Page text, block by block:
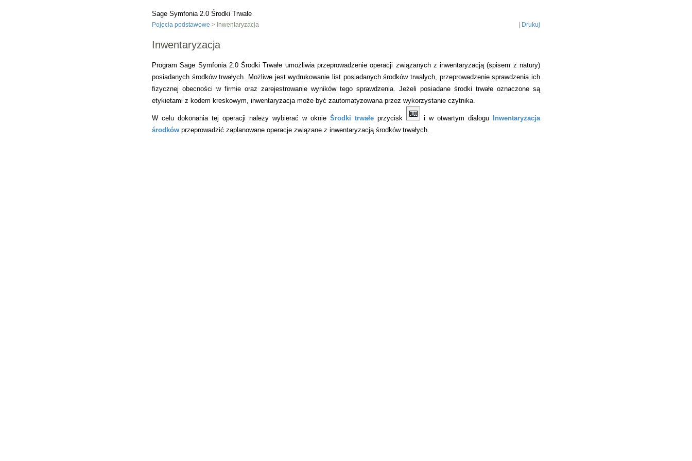
Sage Symfonia 2.0 Środki Trwałe
Pojęcia podstawowe > Inwentaryzacja Drukuj
Inwentaryzacja
Program Sage Symfonia 2.0 Środki Trwałe umożliwia przeprowadzenie operacji związanych z inwentaryzacją (spisem z natury)
posiadanych środków trwałych. Możliwe jest wydrukowanie list posiadanych środków trwałych, przeprowadzenie sprawdzenia ich
fizycznej obecności w firmie oraz zarejestrowanie wyników tego sprawdzenia. Jeżeli posiadane środki trwałe oznaczone są
etykietami z kodem kreskowym, inwentaryzacja może być zautomatyzowana przez wykorzystanie czytnika.
W celu dokonania tej operacji należy wybierać w oknie Środki trwałe przycisk i w otwartym dialogu
Inwentaryzacja
środków przeprowadzić zaplanowane operacje związane z inwentaryzacją środków trwałych.